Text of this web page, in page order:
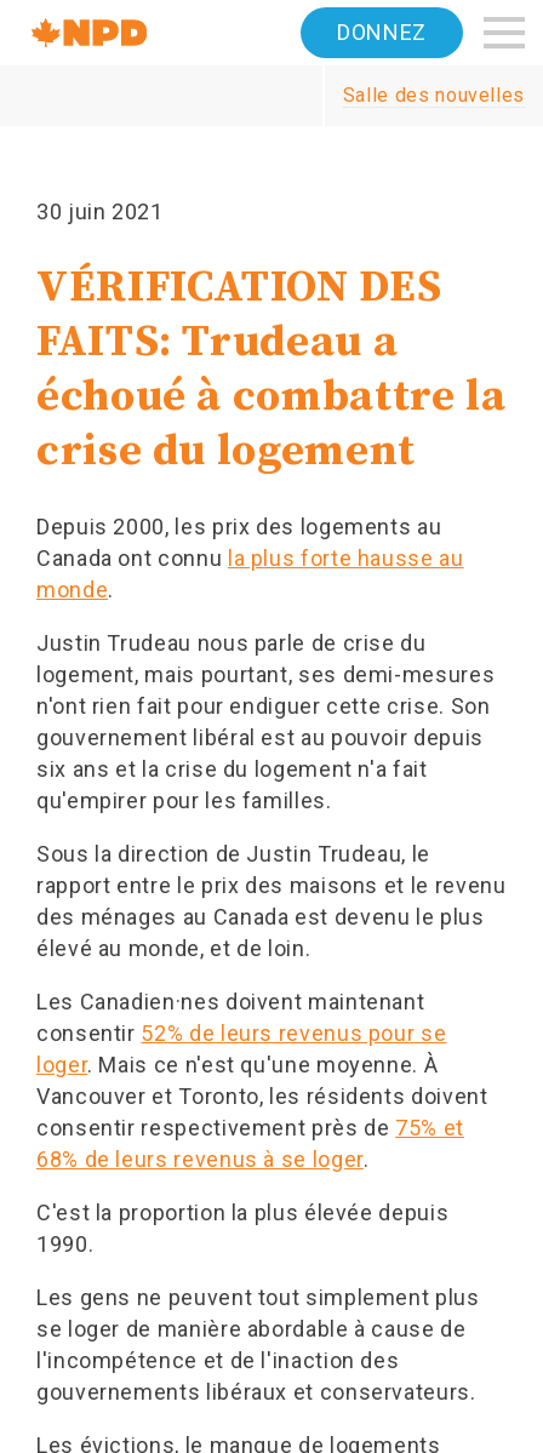
Navigation
Accueil DONNEZ
Salle des nouvelles
30 juin 2021
VÉRIFICATION DES
FAITS: Trudeau a
échoué à combattre la
crise du logement
Depuis 2000, les prix des logements au
Canada ont connu la plus forte hausse au
monde.
Justin Trudeau nous parle de crise du
logement, mais pourtant, ses demi-mesures
n'ont rien fait pour endiguer cette crise. Son
gouvernement libéral est au pouvoir depuis
six ans et la crise du logement n'a fait
qu'empirer pour les familles.
Sous la direction de Justin Trudeau, le
rapport entre le prix des maisons et le revenu
des ménages au Canada est devenu le plus
élevé au monde, et de loin.
Les Canadien·nes doivent maintenant
consentir 52% de leurs revenus pour se
loger. Mais ce n'est qu'une moyenne. À
Vancouver et Toronto, les résidents doivent
consentir respectivement près de 75% et
68% de leurs revenus à se loger.
C'est la proportion la plus élevée depuis
1990.
Les gens ne peuvent tout simplement plus
se loger de manière abordable à cause de
l'incompétence et de l'inaction des
gouvernements libéraux et conservateurs.
Les évictions, le manque de logements